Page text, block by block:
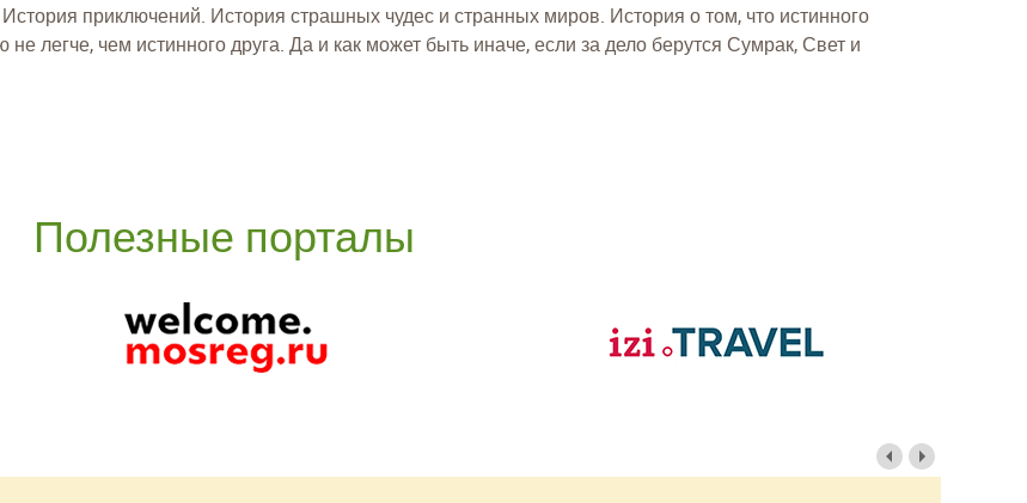
приключений. История страшных чудес и странных миров. История о том, что истинного
не легче, чем истинного друга. Да и как может быть иначе, если за дело берутся Сумрак, Свет и
Полезные порталы